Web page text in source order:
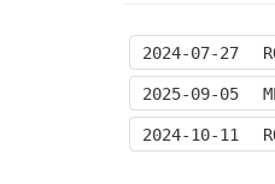
2024-07-27
2025-09-05
2024-10-11